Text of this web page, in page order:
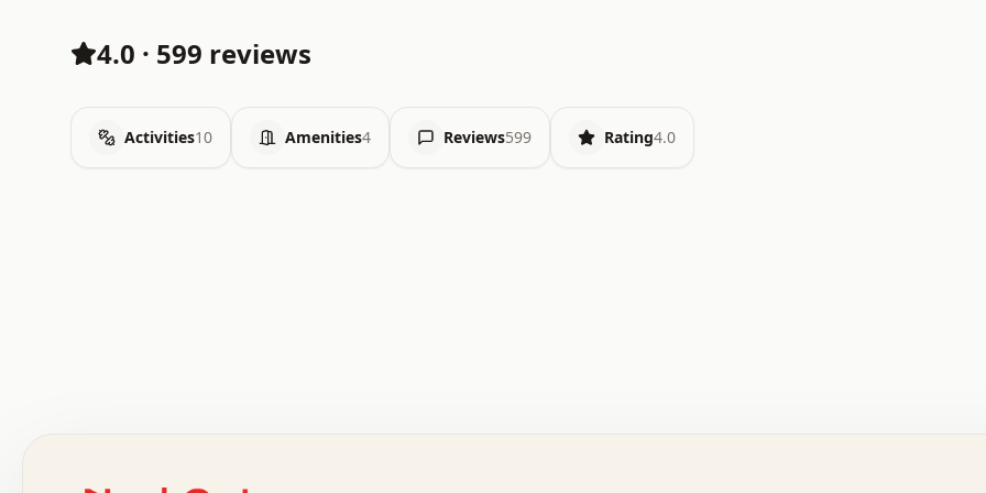
4.0 · 599 reviews
Activities10 Amenities4 Reviews599 Rating4.0